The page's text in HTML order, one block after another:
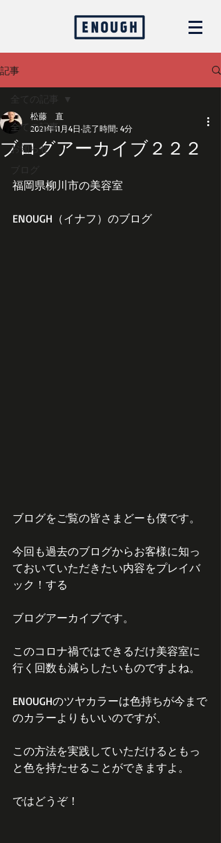
記事
全ての記事
お知らせ
ブログ
全ての記事
ブログアーカイブ２２２
松藤 直
2021年11月4日 読了時間: 4分
福岡県柳川市の美容室
ENOUGH（イナフ）のブログ
ブログをご覧の皆さまどーも僕です。
今回も過去のブログからお客様に知っ
ておいていただきたい内容をプレイバ
ック！する
ブログアーカイブです。
このコロナ禍ではできるだけ美容室に
行く回数も減らしたいものですよね。
ENOUGHのツヤカラーは色持ちが今まで
のカラーよりもいいのですが、
この方法を実践していただけるともっ
と色を持たせることができますよ。
ではどうぞ！